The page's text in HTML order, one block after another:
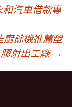
汽車借款專
廚餘機推薦塑
膠射出工廠 →